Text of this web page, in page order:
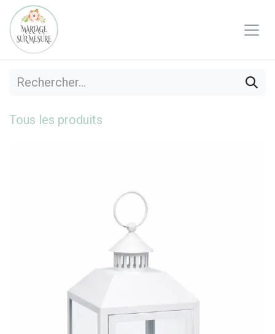
Se rendre au contenu
Tous les produits